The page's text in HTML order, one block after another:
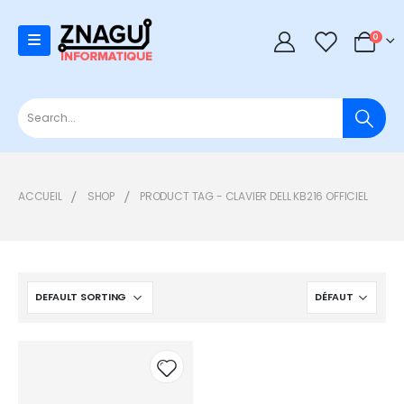
0 0
ACCUEIL SHOP PRODUCT TAG - CLAVIER DELL KB216 OFFICIEL